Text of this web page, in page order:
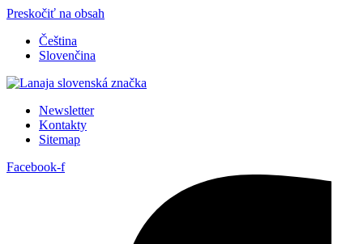
Preskočiť na obsah
Čeština
Slovenčina
Newsletter
Kontakty
Sitemap
Facebook-f